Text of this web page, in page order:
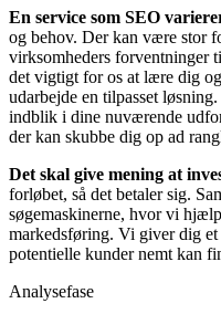
En service som SEO
og behov. Der kan være stor
virksomheders forventninger
det vigtigt for os at lære dig
udarbejde en tilpasset
indblik i dine nuværende
der kan skubbe dig op ad
Det skal give mening at
forløbet, så det betaler sig.
søgemaskinerne, hvor vi
markedsføring. Vi giver dig
potentielle kunder nemt kan
Analysefase